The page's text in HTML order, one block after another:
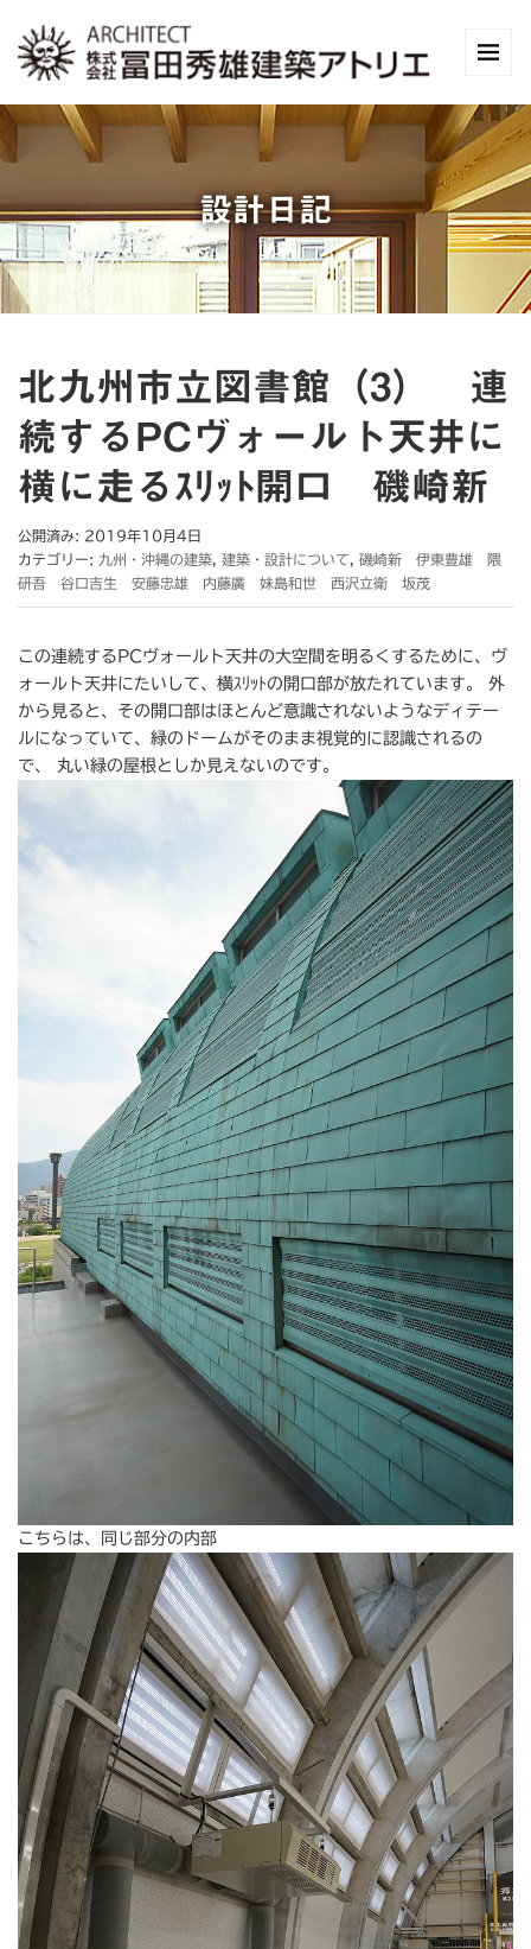
設計日記
北九州市立図書館（3） 連
続するPCヴォールト天井に
横に走るｽﾘｯﾄ開口 磯崎新
公開済み: 2019年10月4日
カテゴリー: 九州・沖縄の建築 建築・設計について
磯崎新 伊東豊雄 隈
研吾 谷口吉生 安藤忠雄 内藤廣 妹島和世 西沢立衛 坂茂
この連続するPCヴォールト天井の大空間を明るくするために、ヴ
ォールト天井にたいして、横ｽﾘｯﾄの開口部が放たれています。 外
から見ると、その開口部はほとんど意識されないようなディテー
ルになっていて、緑のドームがそのまま視覚的に認識されるの
で、 丸い緑の屋根としか見えないのです。
こちらは、同じ部分の内部